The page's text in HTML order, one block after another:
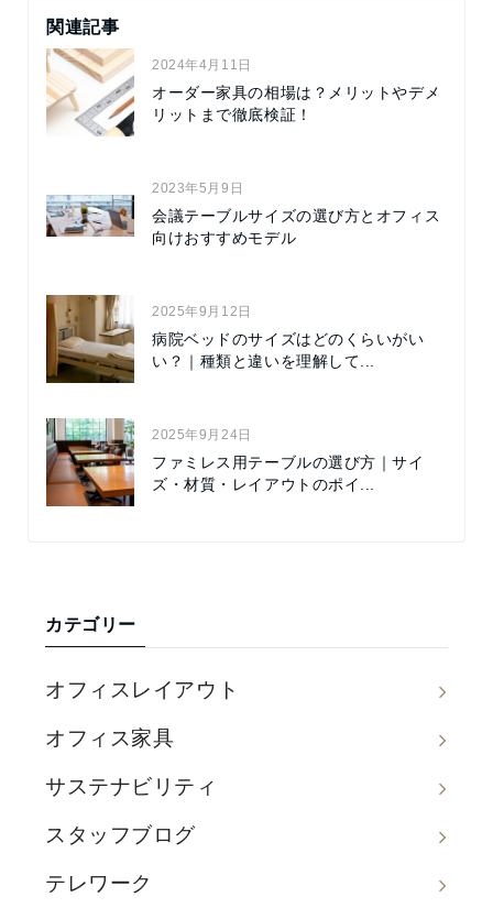
関連記事
2024年4月11日
オーダー家具の相場は？メリットやデメ
リットまで徹底検証！
2023年5月9日
会議テーブルサイズの選び方とオフィス
向けおすすめモデル
2025年9月12日
病院ベッドのサイズはどのくらいがい
い？｜種類と違いを理解して...
2025年9月24日
ファミレス用テーブルの選び方｜サイ
ズ・材質・レイアウトのポイ...
カテゴリー
オフィスレイアウト
オフィス家具
サステナビリティ
スタッフブログ
テレワーク